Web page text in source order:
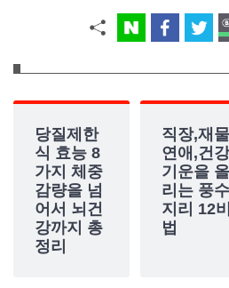
당질제한
식 효능 8
가지 체중
감량을 넘
어서 뇌건
강까지 총
정리
직장,재
연애,건
기운을 올
리는 풍수
지리 12비
법